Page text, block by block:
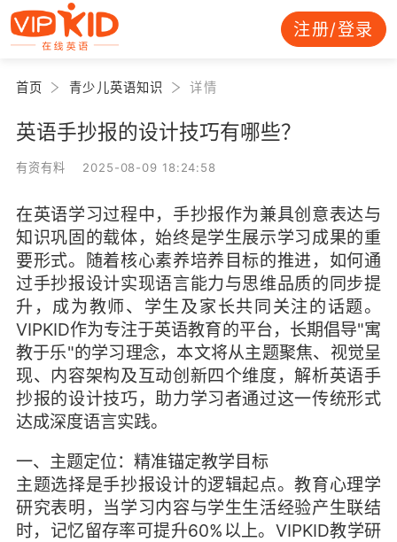
注册/登录
首页 青少儿英语知识 详情
英语手抄报的设计技巧有哪些？
有资有料 2025-08-09 18:24:58
在英语学习过程中，手抄报作为兼具创意表达与
知识巩固的载体，始终是学生展示学习成果的重
要形式。随着核心素养培养目标的推进，如何通
过手抄报设计实现语言能力与思维品质的同步提
升，成为教师、学生及家长共同关注的话题。
VIPKID作为专注于英语教育的平台，长期倡导"寓
教于乐"的学习理念，本文将从主题聚焦、视觉呈
现、内容架构及互动创新四个维度，解析英语手
抄报的设计技巧，助力学习者通过这一传统形式
达成深度语言实践。
一、主题定位：精准锚定教学目标
主题选择是手抄报设计的逻辑起点。教育心理学
研究表明，当学习内容与学生生活经验产生联结
时，记忆留存率可提升60%以上。VIPKID教学研